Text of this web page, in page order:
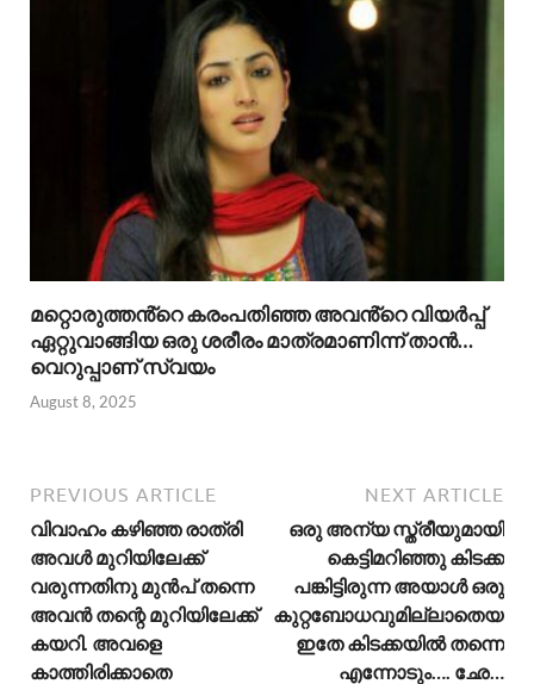
മറ്റൊരുത്തൻ്റെ കരംപതിഞ്ഞ അവൻ്റെ വിയർപ്പ്
ഏറ്റുവാങ്ങിയ ഒരു ശരീരം മാത്രമാണിന്ന് താൻ…
വെറുപ്പാണ് സ്വയം
August 8, 2025
PREVIOUS ARTICLE
വിവാഹം കഴിഞ്ഞ രാത്രി
അവൾ മുറിയിലേക്ക്
വരുന്നതിനു മുൻപ് തന്നെ
അവൻ തന്റെ മുറിയിലേക്ക്
കയറി. അവളെ
കാത്തിരിക്കാതെ
NEXT ARTICLE
ഒരു അന്യ സ്ത്രീയുമായി
കെട്ടിമറിഞ്ഞു കിടക്ക
പങ്കിട്ടിരുന്ന അയാൾ ഒരു
ഇതേ കിടക്കയിൽ തന്നെ
എന്നോടും…. ഛേ…